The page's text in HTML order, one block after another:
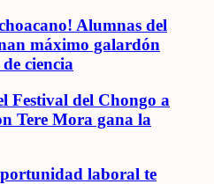
Alumnas del
máximo galardón
ciencia
Festival del Chongo a
Tere Mora gana la
laboral te